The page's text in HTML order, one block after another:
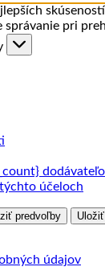
správanie pri
účeloch
predvoľby
údajov